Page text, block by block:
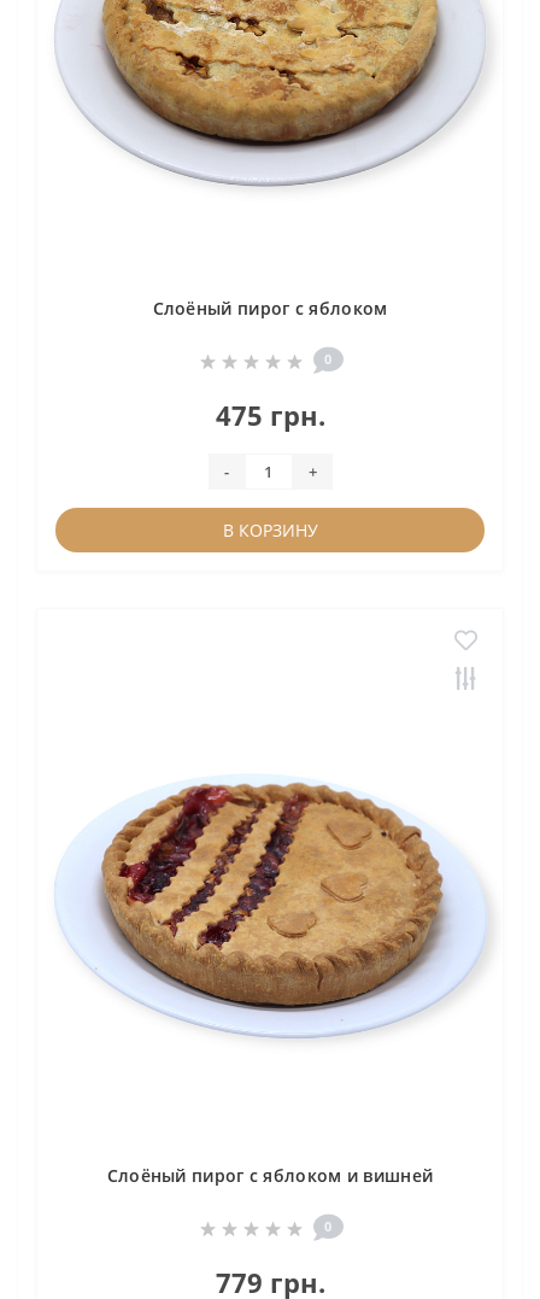
Слоёный пирог с яблоком
0
475 грн.
- +
В КОРЗИНУ
Слоёный пирог с яблоком и вишней
0
779 грн.